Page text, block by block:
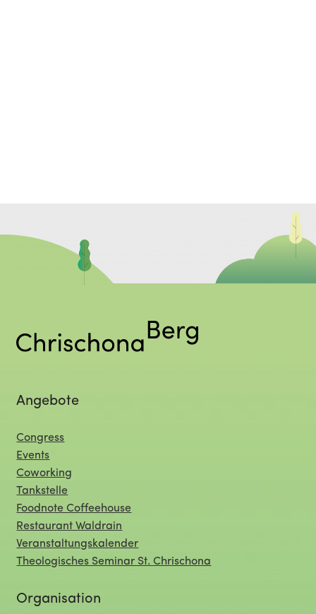
Angebote
Congress
Events
Coworking
Tankstelle
Foodnote Coffeehouse
Restaurant Waldrain
Veranstaltungskalender
Theologisches Seminar St. Chrischona
Organisation